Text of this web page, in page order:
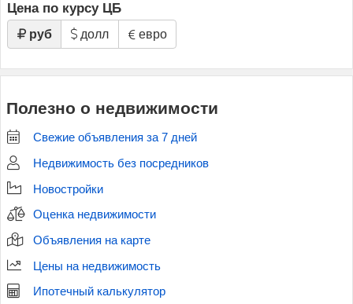
Цена по курсу ЦБ
руб долл евро
Полезно о недвижимости
Свежие объявления за 7 дней
Недвижимость без посредников
Новостройки
Оценка недвижимости
Объявления на карте
Цены на недвижимость
Ипотечный калькулятор